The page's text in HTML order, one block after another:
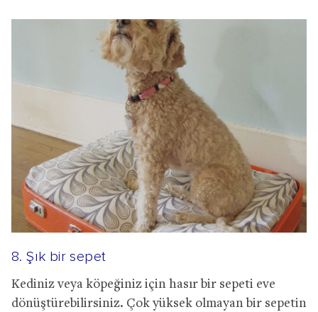
8. Şık bir sepet
Kediniz veya köpeğiniz için hasır bir sepeti eve
dönüştürebilirsiniz. Çok yüksek olmayan bir sepetin